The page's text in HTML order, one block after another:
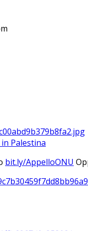
Palestina
bit.ly/AppelloONU